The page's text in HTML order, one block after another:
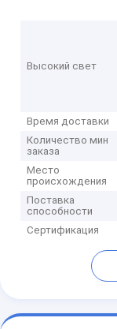
Высокий свет
Время доставки
Количество мин
заказа
Место
происхождения
Поставка
способности
Сертификация